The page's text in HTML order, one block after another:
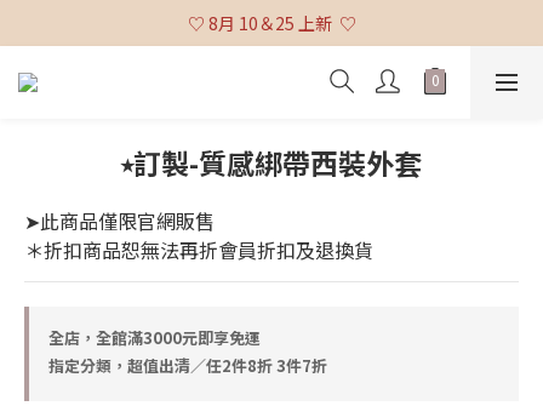
♡ 全館消費滿 $3,000 免運 (不含貨到付款及海外配送) ♡
♡ 8月 10＆25 上新  ♡
♡ 全館消費滿 $3,000 免運 (不含貨到付款及海外配送) ♡
⭒訂製-質感綁帶西裝外套
➤此商品僅限官網販售
＊折扣商品恕無法再折會員折扣及退換貨
全店，全館滿3000元即享免運
指定分類，超值出清／任2件8折 3件7折